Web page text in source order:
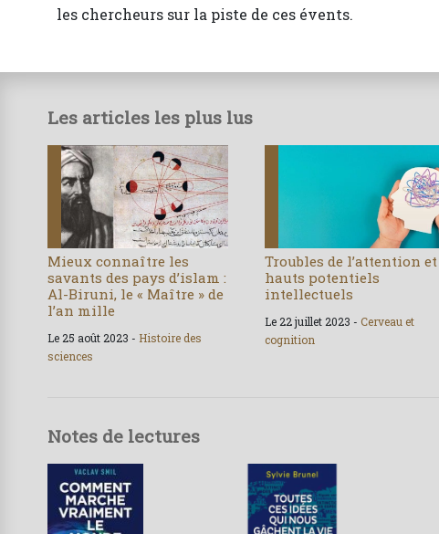
les chercheurs sur la piste de ces évents.
Les articles les plus lus
Mieux connaître les
savants des pays d’islam :
Al-Biruni, le « Maître » de
l’an mille
Le 25 août 2023 - Histoire des
sciences
Troubles de l’attention et
hauts potentiels
intellectuels
Le 22 juillet 2023 -Cerveau et
cognition
Notes de lectures